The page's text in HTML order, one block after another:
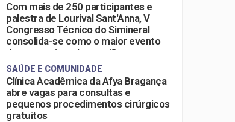
Com mais de 250 participantes e
palestra de Lourival Sant'Anna, V
Congresso Técnico do Simineral
consolida-se como o maior evento
do setor mineral na região
SAÚDE E COMUNIDADE
Clínica Acadêmica da Afya Bragança
abre vagas para consultas e
pequenos procedimentos cirúrgicos
gratuitos